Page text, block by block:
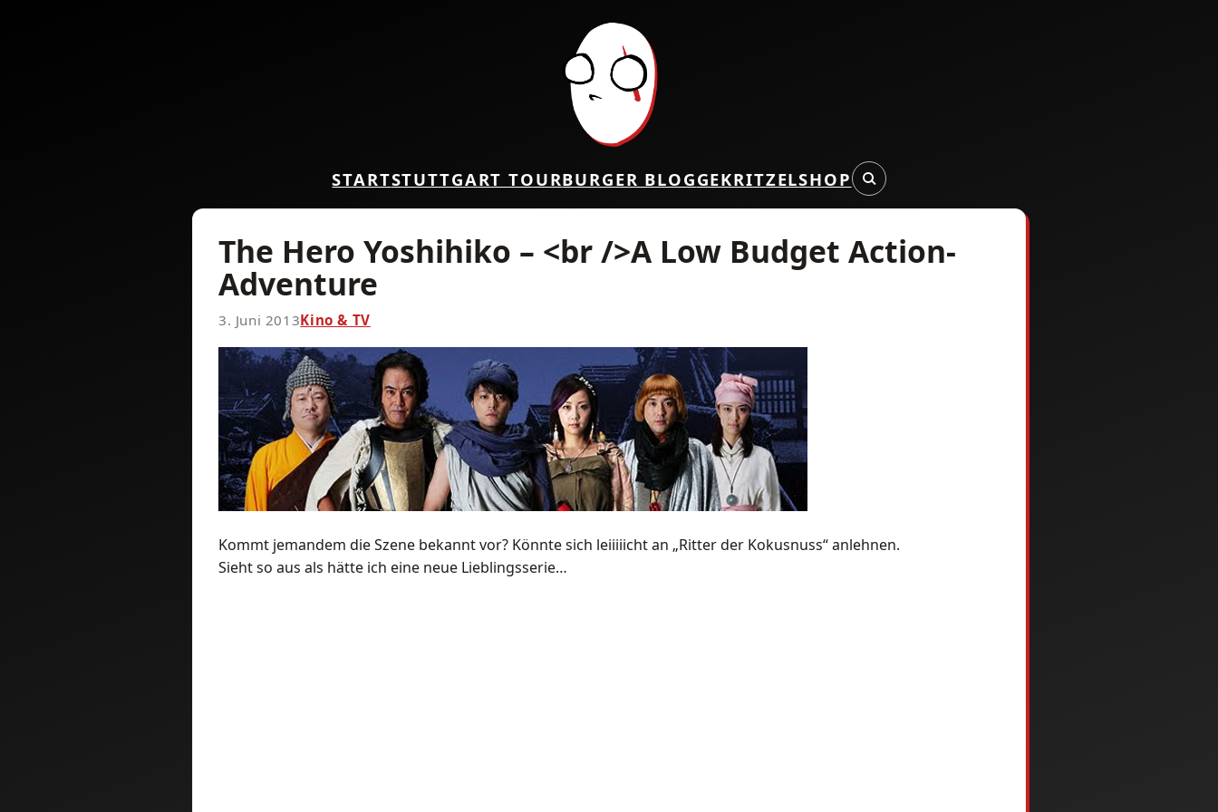
STARTSTUTTGART TOURBURGER BLOGGEKRITZELSHOP
The Hero Yoshihiko – <br />A Low Budget Action-
Adventure
3. Juni 2013Kino & TV
Kommt jemandem die Szene bekannt vor? Könnte sich leiiiiicht an „Ritter der Kokusnuss“ anlehnen.
Sieht so aus als hätte ich eine neue Lieblingsserie…